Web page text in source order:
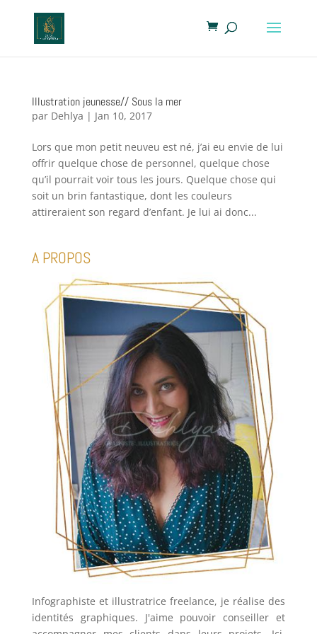
Illustration jeunesse// Sous la mer
par Dehlya | Jan 10, 2017
Lors que mon petit neuveu est né, j’ai eu envie de lui
offrir quelque chose de personnel, quelque chose
qu’il pourrait voir tous les jours. Quelque chose qui
soit un brin fantastique, dont les couleurs
attireraient son regard d’enfant. Je lui ai donc...
A PROPOS
Infographiste et illustratrice freelance, je réalise des
identités graphiques. J'aime pouvoir conseiller et